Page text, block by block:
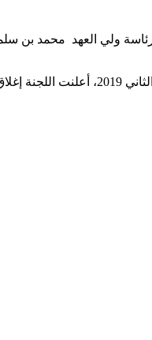
لمحاربة الفساد برئاسة ولي
بعد ‏التسوية مع 87 شخصًا.‏